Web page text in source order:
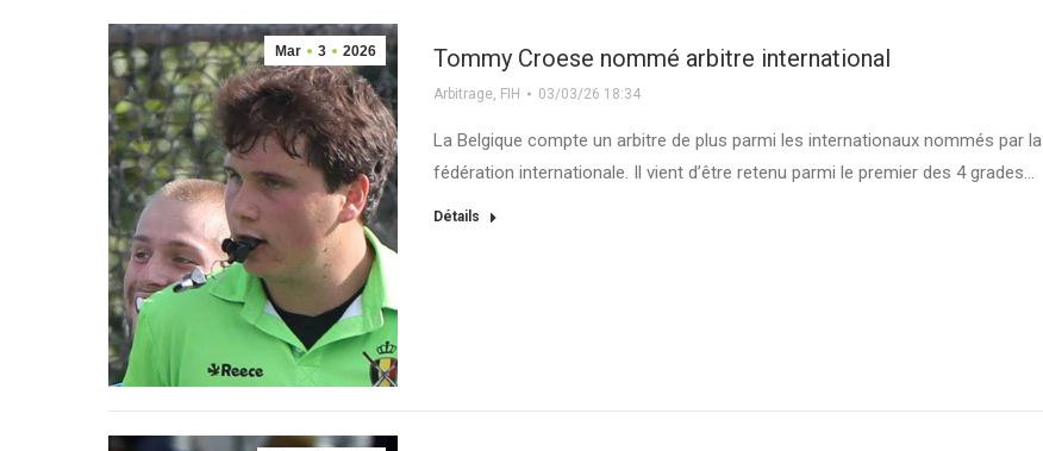
Mar 3 2026 Tommy Croese nommé arbitre international
Arbitrage, FIH 03/03/26 18:34
La Belgique compte un arbitre de plus parmi les internationaux nommés par la
fédération internationale. Il vient d’être retenu parmi le premier des 4 grades…
Détails